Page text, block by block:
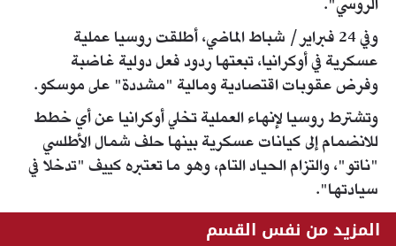
الروسي".
وفي 24 فبراير/ شباط الماضي، أطلقت روسيا عملية
عسكرية في أوكرانيا، تبعتها ردود فعل دولية غاضبة
وفرض عقوبات اقتصادية ومالية "مشددة" على موسكو.
وتشترط روسيا لإنهاء العملية تخلي أوكرانيا عن أي خطط
للانضمام إلى كيانات عسكرية بينها حلف شمال الأطلسي
"ناتو"، والتزام الحياد التام، وهو ما تعتبره كييف "تدخلا في
سيادتها".
المزيد من نفس القسم